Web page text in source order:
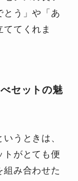
とう」や「あ
てくれま
セットの魅
うときは、
トがとても便
組み合わせた